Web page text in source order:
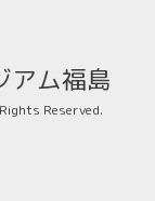
アム福島
Reserved.